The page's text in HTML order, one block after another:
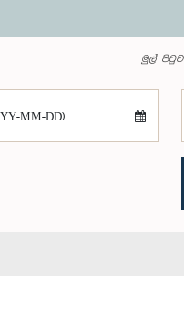
මුල් පිටුව
MM-DD)